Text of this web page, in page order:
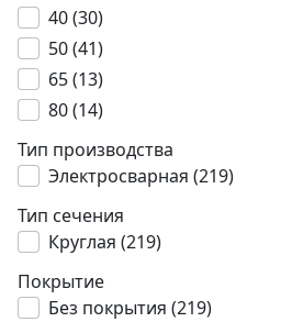
40 (30)
50 (41)
65 (13)
80 (14)
Тип производства
Электросварная (219)
Тип сечения
Круглая (219)
Покрытие
Без покрытия (219)